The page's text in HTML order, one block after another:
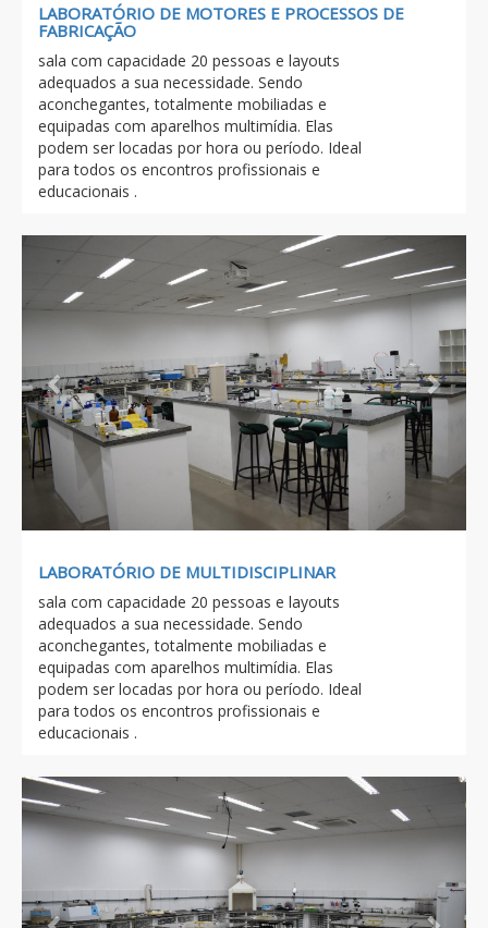
LABORATÓRIO DE MOTORES E PROCESSOS DE
FABRICAÇÃO
sala com capacidade 20 pessoas e layouts
adequados a sua necessidade. Sendo
aconchegantes, totalmente mobiliadas e
equipadas com aparelhos multimídia. Elas
podem ser locadas por hora ou período. Ideal
para todos os encontros profissionais e
educacionais .
LABORATÓRIO DE MULTIDISCIPLINAR
sala com capacidade 20 pessoas e layouts
adequados a sua necessidade. Sendo
aconchegantes, totalmente mobiliadas e
equipadas com aparelhos multimídia. Elas
podem ser locadas por hora ou período. Ideal
para todos os encontros profissionais e
educacionais .
Previous Next